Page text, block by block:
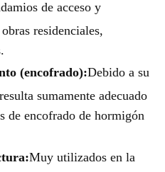
de acceso y
residenciales,
(encofrado):Debido a su
sumamente adecuado
de encofrado de hormigón
Muy utilizados en la